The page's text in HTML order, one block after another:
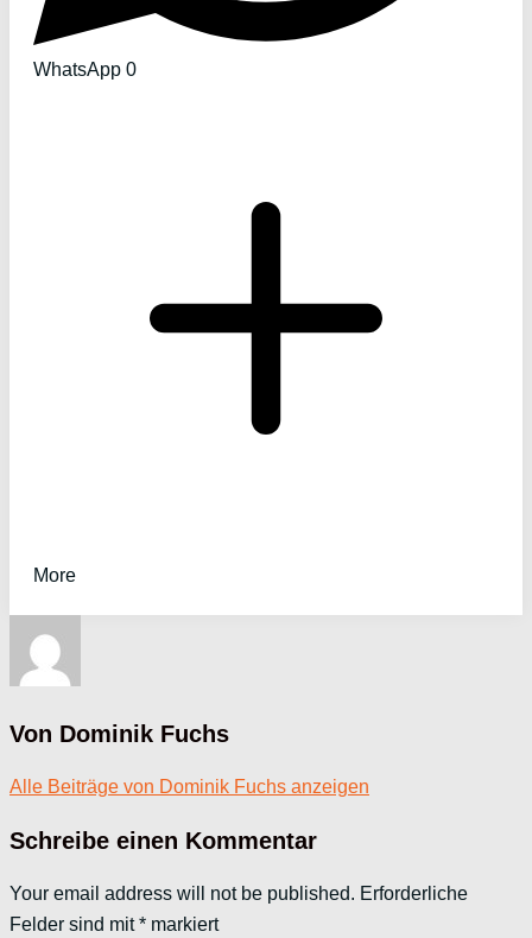
WhatsApp 0
More
Von Dominik Fuchs
Alle Beiträge von Dominik Fuchs anzeigen
Schreibe einen Kommentar
Your email address will not be published. Erforderliche
Felder sind mit* markiert